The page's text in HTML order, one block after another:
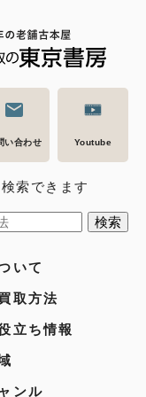
い合わせ Youtube
索できます
いて
取方法
立ち情報
ンル